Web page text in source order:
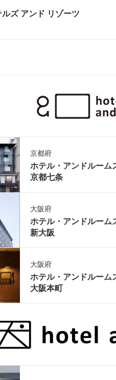
ズ アンド リゾーツ
京都府
ホテル・アンドルーム
京都七条
大阪府
ホテル・アンドルーム
新大阪
大阪府
ホテル・アンドルーム
大阪本町